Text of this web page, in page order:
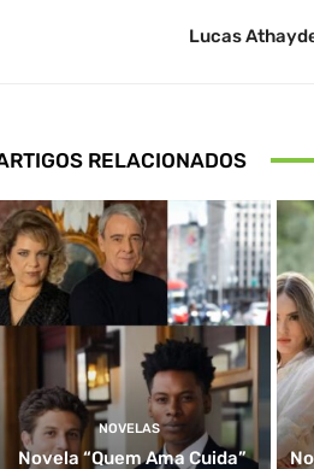
Lucas
RELACIONADOS
NOVELAS
Novela “Quem Ama Cuida”